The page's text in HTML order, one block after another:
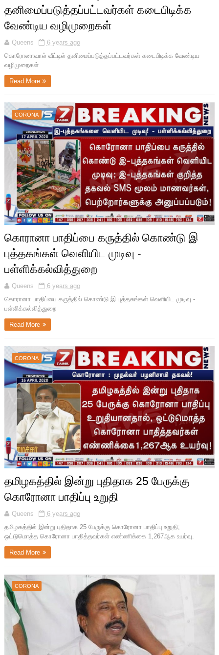
தனிமைப்படுத்தப்பட்டவர்கள் கடைபிடிக்க
வேண்டிய வழிமுறைகள்
Queens
6 years ago
கொரோனாவால் வீட்டில் தனிமைப்படுத்தப்பட்டவர்கள் கடைபிடிக்க வேண்டிய
வழிமுறைகள்
Read More
CORONA
கொரானா பாதிப்பை கருத்தில் கொண்டு இ
புத்தகங்கள் வெளியிட முடிவு -
பள்ளிக்கல்வித்துறை
Queens
6 years ago
கொரானா பாதிப்பை கருத்தில் கொண்டு இ புத்தகங்கள் வெளியிட முடிவு -
பள்ளிக்கல்வித்துறை
Read More
CORONA
தமிழகத்தில் இன்று புதிதாக 25 பேருக்கு
கொரோனா பாதிப்பு உறுதி
Queens
6 years ago
தமிழகத்தில் இன்று புதிதாக 25 பேருக்கு கொரோனா பாதிப்பு உறுதி;
ஒட்டுமொத்த கொரோனா பாதித்தவர்கள் எண்ணிக்கை 1,267ஆக உயர்வு.
Read More
CORONA